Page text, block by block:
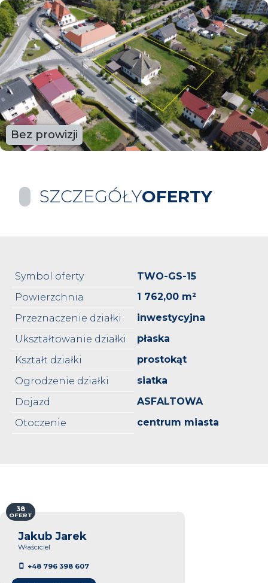
Bez prowizji
SZCZEGÓŁYOFERTY
Symbol oferty
TWO-GS-15
Powierzchnia
1 762,00 m²
Przeznaczenie działki
inwestycyjna
Ukształtowanie działki
płaska
Kształt działki
prostokąt
Ogrodzenie działki
siatka
Dojazd
ASFALTOWA
Otoczenie
centrum miasta
Jakub Jarek
Właściciel
+48 796 398 607
38
OFERT